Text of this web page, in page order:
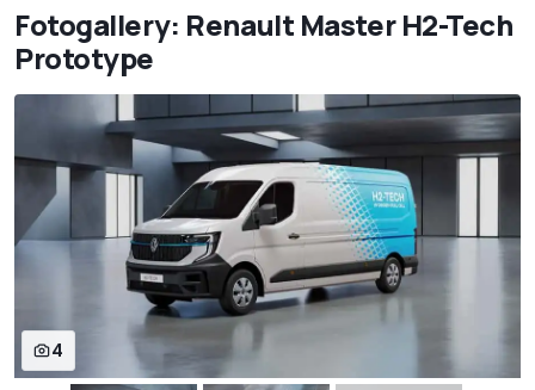
Fotogallery: Renault Master H2-Tech
Prototype
4